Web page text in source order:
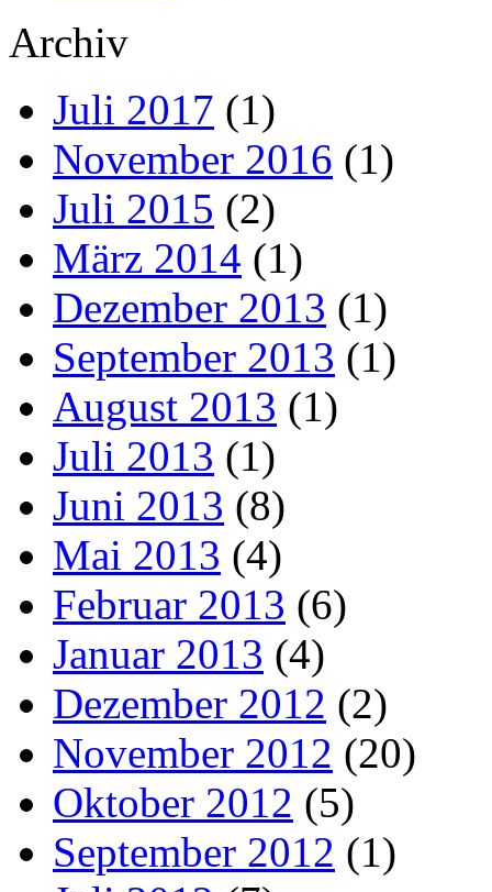
Archiv
Juli 2017 (1)
November 2016 (1)
Juli 2015 (2)
März 2014 (1)
Dezember 2013 (1)
September 2013 (1)
August 2013 (1)
Juli 2013 (1)
Juni 2013 (8)
Mai 2013 (4)
Februar 2013 (6)
Januar 2013 (4)
Dezember 2012 (2)
November 2012 (20)
Oktober 2012 (5)
September 2012 (1)